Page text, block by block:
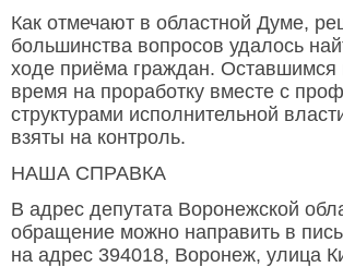
Как отмечают в областной Думе,
большинства вопросов удалось
ходе приёма граждан. Оставшимся
время на проработку вместе с
структурами исполнительной
взяты на контроль.
НАША СПРАВКА
В адрес депутата Воронежской
обращение можно направить в
на адрес 394018, Воронеж, улица